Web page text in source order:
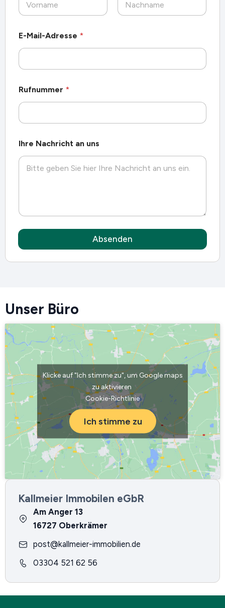
E-Mail-Adresse *
Rufnummer *
E
-
A
r
s
s
e
Ihre Nachricht an uns
Absenden
Unser Büro
Klicke auf "Ich stimme zu", um Google maps
zu aktivieren
Cookie-Richtlinie
Ich stimme zu
Kallmeier Immobilen eGbR
Am Anger 13
16727 Oberkrämer
post@kallmeier-immobilien.de
03304 521 62 56